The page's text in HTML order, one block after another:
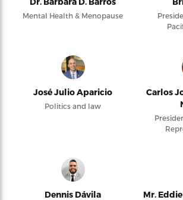
Mental Health & Menopause
José Julio Aparicio
Politics and law
Carlos
Dennis Dávila Mr.